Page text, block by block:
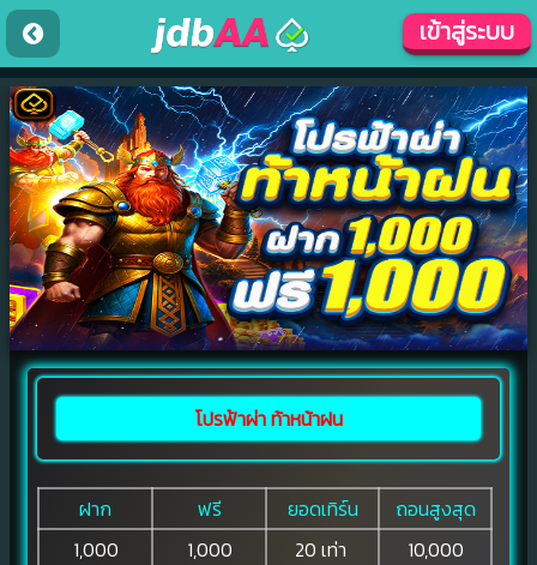
เข้าสู่ระบบ
โปรฟ้าผ่า ท้าหน้าฝน
ฝาก ฟรี ยอดเทิร์น
ถอนสูงสุด
1,000
1,000 20 เท่า
10,000